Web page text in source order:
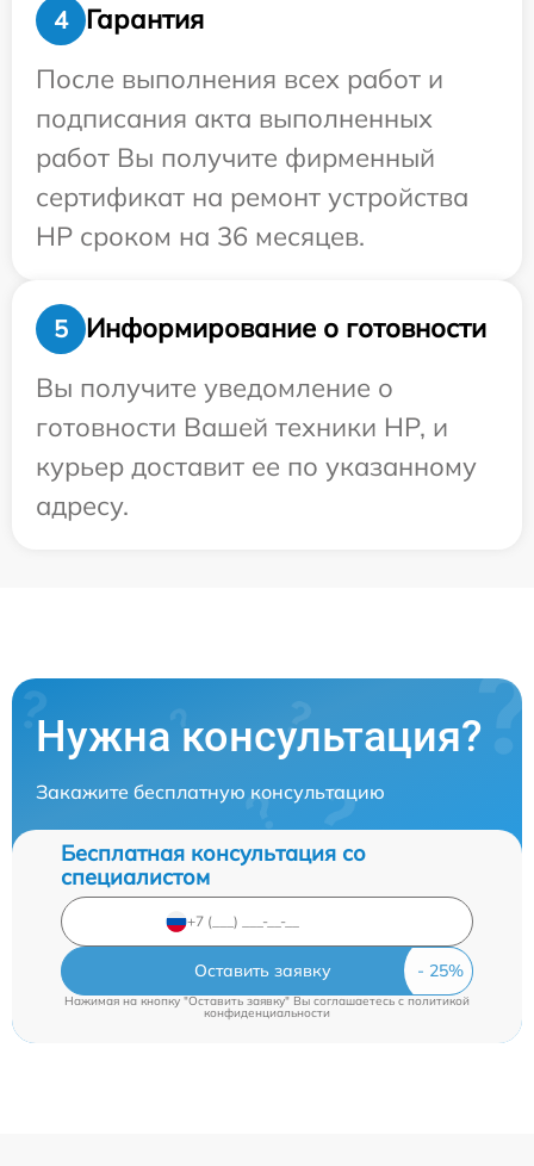
4
Гарантия
После выполнения всех работ и
подписания акта выполненных
работ Вы получите фирменный
сертификат на ремонт устройства
HP сроком на 36 месяцев.
5
Информирование о готовности
Вы получите уведомление о
готовности Вашей техники HP, и
курьер доставит ее по указанному
адресу.
Нужна консультация?
Закажите бесплатную консультацию
Бесплатная консультация со
специалистом
Оставить заявку
Нажимая на кнопку "Оставить заявку" Вы соглашаетесь cполитикой
конфиденциальности